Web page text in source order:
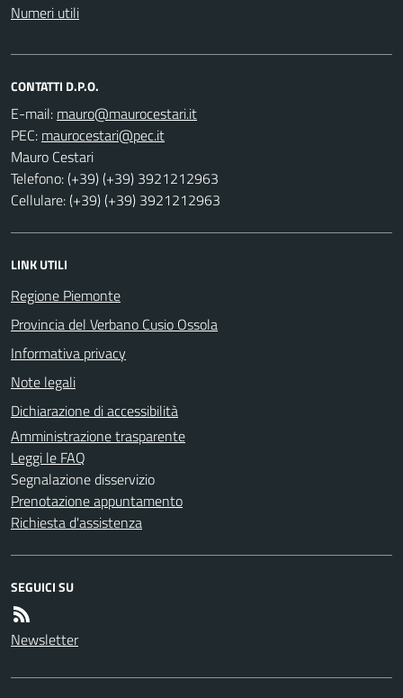
Numeri utili
CONTATTI D.P.O.
E-mail:
PEC:
Mauro Cestari
Telefono: (+39) (+39) 3921212963
Cellulare: (+39) (+39) 3921212963
LINK UTILI
Regione Piemonte
Provincia del Verbano Cusio Ossola
Informativa privacy
Note legali
Dichiarazione di accessibilità
Amministrazione trasparente
Leggi le FAQ
Segnalazione disservizio
Prenotazione appuntamento
Richiesta d'assistenza
SEGUICI SU
Newsletter